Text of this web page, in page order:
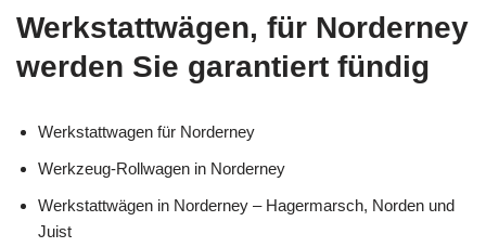
Werkstattwägen, für Norderney
werden Sie garantiert fündig
Werkstattwagen für Norderney
Werkzeug-Rollwagen in Norderney
Werkstattwägen in Norderney – Hagermarsch, Norden und
Juist